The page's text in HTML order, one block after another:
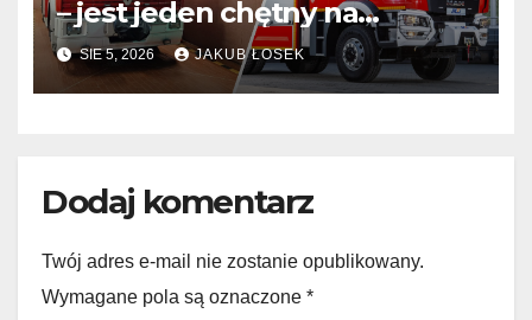
– jest jeden chętny na
dostawę
SIE 5, 2026 JAKUB ŁOSEK
Dodaj komentarz
Twój adres e-mail nie zostanie opublikowany.
Wymagane pola są oznaczone *